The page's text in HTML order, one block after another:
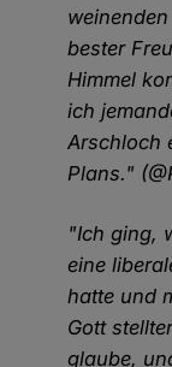
bester
Himmel
ich
Arschloch
Plans."
"Ich ging,
eine
hatte und
Gott
glaube,